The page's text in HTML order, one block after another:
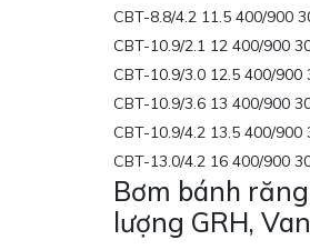
CBT-8.8/4.2 11.5 400/900
CBT-10.9/2.1 12 400/900
CBT-10.9/3.0 12.5 400/900
CBT-10.9/3.6 13 400/900
CBT-10.9/4.2 13.5 400/900
CBT-13.0/4.2 16 400/900
Bơm bánh
lượng GRH,